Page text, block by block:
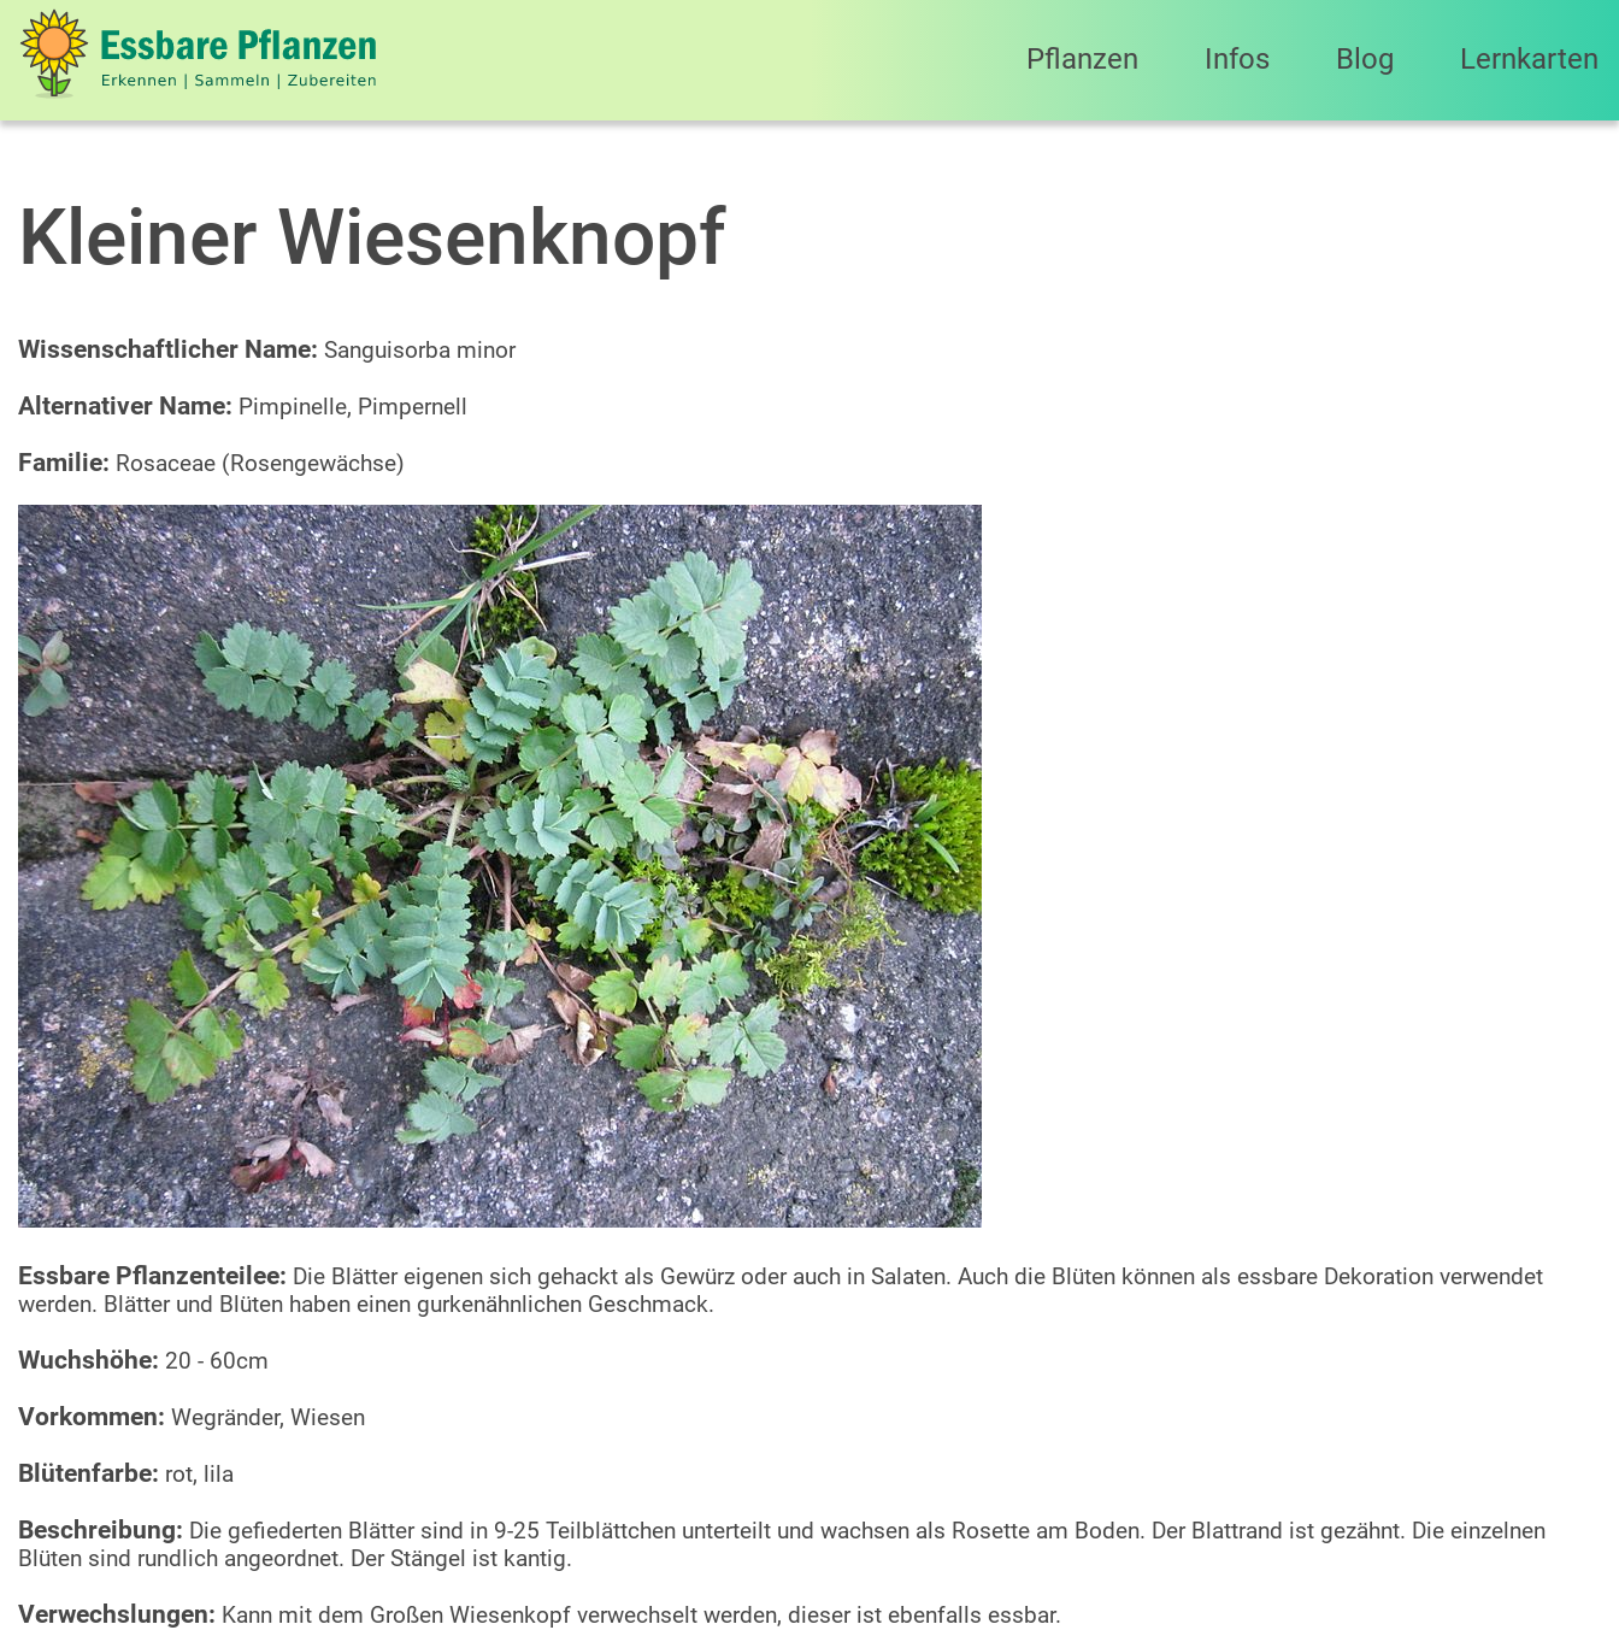
Pflanzen Infos Blog Lernkarten
Kleiner Wiesenknopf
Wissenschaftlicher Name: Sanguisorba minor
Alternativer Name: Pimpinelle, Pimpernell
Familie: Rosaceae (Rosengewächse)
Essbare Pflanzenteilee: Die Blätter eigenen sich gehackt als Gewürz oder auch in Salaten. Auch die Blüten können als essbare Dekoration verwendet
werden. Blätter und Blüten haben einen gurkenähnlichen Geschmack.
Wuchshöhe: 20 - 60cm
Vorkommen: Wegränder, Wiesen
Blütenfarbe: rot, lila
Beschreibung: Die gefiederten Blätter sind in 9-25 Teilblättchen unterteilt und wachsen als Rosette am Boden. Der Blattrand ist gezähnt. Die einzelnen
Blüten sind rundlich angeordnet. Der Stängel ist kantig.
Verwechslungen: Kann mit dem Großen Wiesenkopf verwechselt werden, dieser ist ebenfalls essbar.